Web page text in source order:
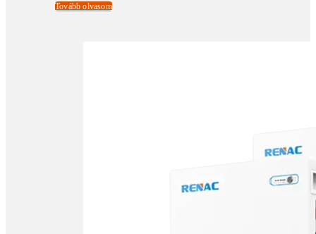
Tovább olvasom